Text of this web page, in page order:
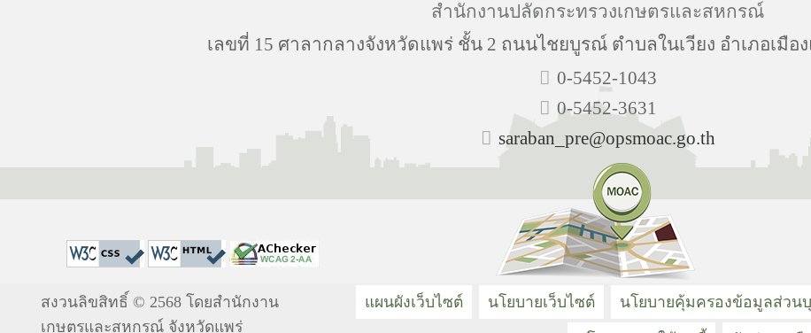
สำนักงานปลัดกระทรวงเกษตรและสหกรณ์
เลขที่ 15 ศาลากลางจังหวัดแพร่ ชั้น 2 ถนนไชยบูรณ์ ตำบลในเวียง อำเภอเมือ
0-5452-1043
0-5452-3631
saraban_pre@opsmoac.go.th
สงวนลิขสิทธิ์ © 2568 โดยสำนักงาน
เกษตรและสหกรณ์ จังหวัดแพร่
แผนผังเว็บไซต์ นโยบายเว็บไซต์ นโยบายคุ้มครองข้อมูลส่วน